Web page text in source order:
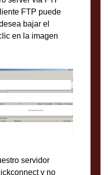
FTP puede
bajar el
en la imagen
servidor
y no